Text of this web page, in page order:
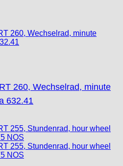
260, Wechselrad, minute
632.41